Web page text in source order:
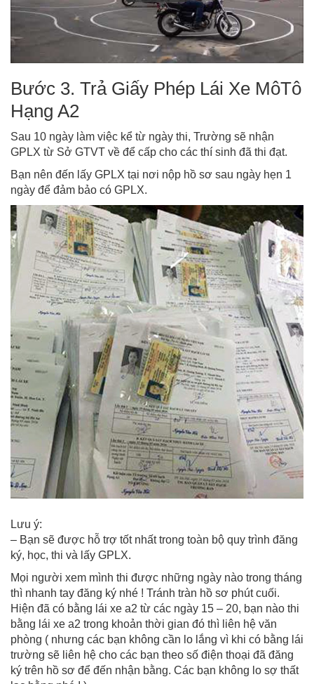
Bước 3. Trả Giấy Phép Lái Xe MôTô
Hạng A2
Sau 10 ngày làm việc kể từ ngày thi, Trường sẽ nhận
GPLX từ Sở GTVT về để cấp cho các thí sinh đã thi đạt.
Bạn nên đến lấy GPLX tại nơi nộp hồ sơ sau ngày hẹn 1
ngày để đảm bảo có GPLX.
Lưu ý:
– Bạn sẽ được hỗ trợ tốt nhất trong toàn bộ quy trình đăng
ký, học, thi và lấy GPLX.
Mọi người xem mình thi được những ngày nào trong tháng
thì nhanh tay đăng ký nhé ! Tránh tràn hồ sơ phút cuối.
Hiện đã có bằng lái xe a2 từ các ngày 15 – 20, bạn nào thi
bằng lái xe a2 trong khoản thời gian đó thì liên hệ văn
phòng ( nhưng các bạn không cần lo lắng vì khi có bằng lái
trường sẽ liên hệ cho các bạn theo số điện thoại đã đăng
ký trên hồ sơ để đến nhận bằng. Các bạn không lo sợ thất